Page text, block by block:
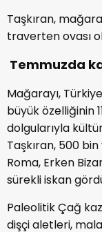
Taşkıran,
traverten ovası
Temmuzda
Mağarayı,
büyük özelliğinin
dolgularıyla
Taşkıran, 500
Roma, Erken
sürekli iskan
Paleolitik Çağ
dişçi aletleri,